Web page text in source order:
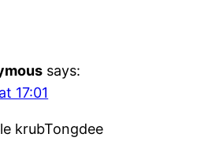
says:
17:01
krubTongdee